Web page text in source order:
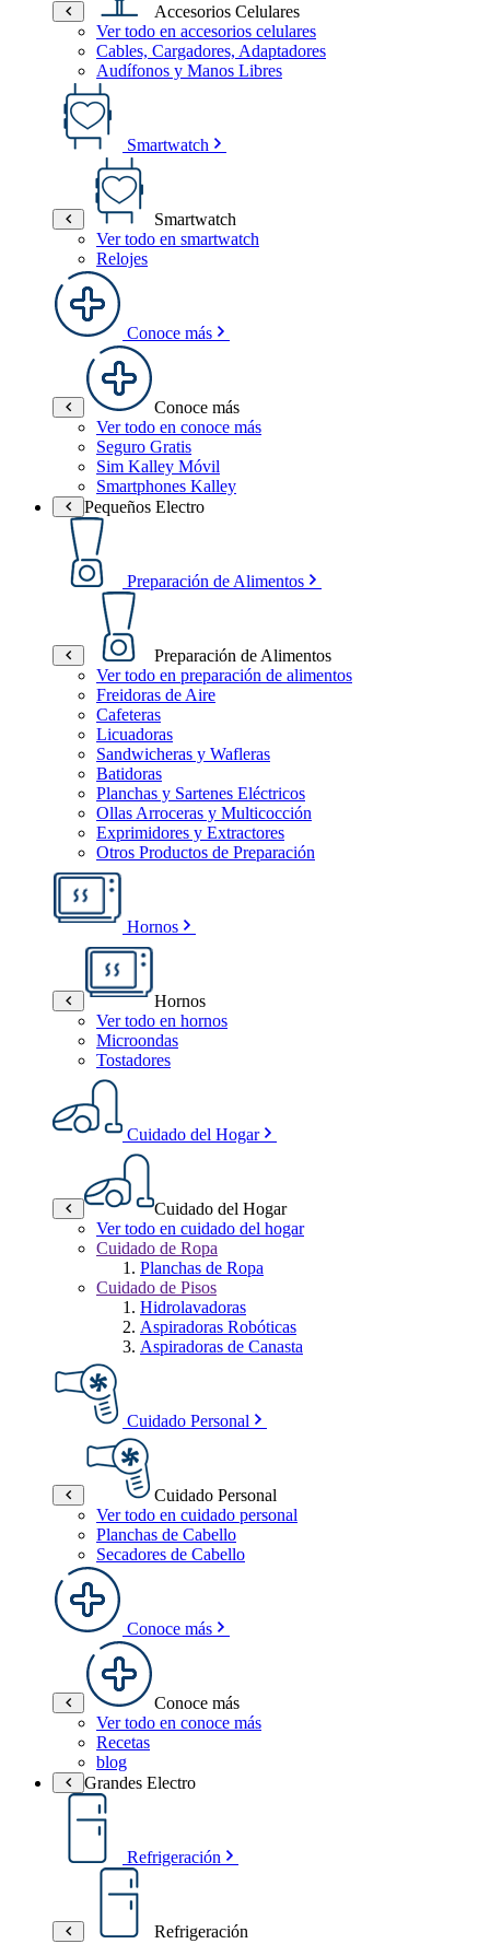
Accesorios Celulares
Ver todo en accesorios celulares
Cables, Cargadores, Adaptadores
Audífonos y Manos Libres
Smartwatch
Smartwatch
Ver todo en smartwatch
Relojes
Conoce más
Conoce más
Ver todo en conoce más
Seguro Gratis
Sim Kalley Móvil
Smartphones Kalley
Pequeños Electro
Preparación de Alimentos
Preparación de Alimentos
Ver todo en preparación de alimentos
Freidoras de Aire
Cafeteras
Licuadoras
Sandwicheras y Wafleras
Batidoras
Planchas y Sartenes Eléctricos
Ollas Arroceras y Multicocción
Exprimidores y Extractores
Otros Productos de Preparación
Hornos
Hornos
Ver todo en hornos
Microondas
Tostadores
Cuidado del Hogar
Cuidado del Hogar
Ver todo en cuidado del hogar
Cuidado de Ropa
Planchas de Ropa
Cuidado de Pisos
Hidrolavadoras
Aspiradoras Robóticas
Aspiradoras de Canasta
Cuidado Personal
Cuidado Personal
Ver todo en cuidado personal
Planchas de Cabello
Secadores de Cabello
Conoce más
Conoce más
Ver todo en conoce más
Recetas
blog
Grandes Electro
Refrigeración
Refrigeración